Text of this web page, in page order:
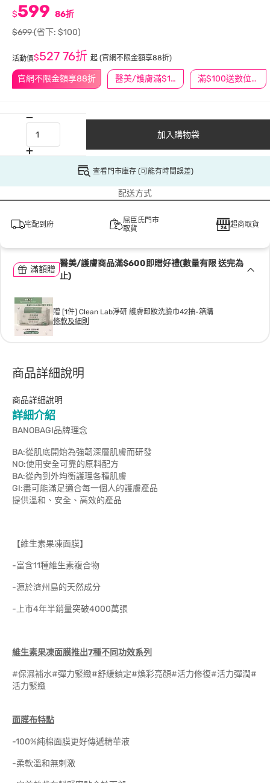
官網不限金額享88折 醫美/護膚滿$1200送$200 滿$100送數位印花
$599 86折
$699(省下: $100)
活動價$527 76折 起 (官網不限金額享88折)
加入購物袋
查看門市庫存 (可能有時間誤差)
配送方式
宅配到府
屈臣氏門市
取貨
超商取貨
滿額贈
醫美/護膚商品滿$600即贈好禮(數量有限 送完為
止)
贈 [1件] Clean Lab淨研 護膚卸妝洗臉巾42抽-箱購
條款及細則
商品詳細說明
商品詳細說明
詳細介紹
BANOBAGI品牌理念
BA:從肌底開始為強韌深層肌膚而研發
NO:使用安全可靠的原料配方
BA:從內到外均衡護理各種肌膚
GI:盡可能滿足適合每一個人的護膚產品
提供溫和、安全、高效的產品
【維生素果凍面膜】
-富含11種維生素複合物
-源於濟州島的天然成分
-上市4年半銷量突破4000萬張
維生素果凍面膜推出7種不同功效系列
#保濕補水#彈力緊緻#舒緩鎮定#煥彩亮顏#活力修復#活力彈潤#
活力緊緻
面膜布特點
-100%純棉面膜更好傳遞精華液
-柔軟溫和無刺激